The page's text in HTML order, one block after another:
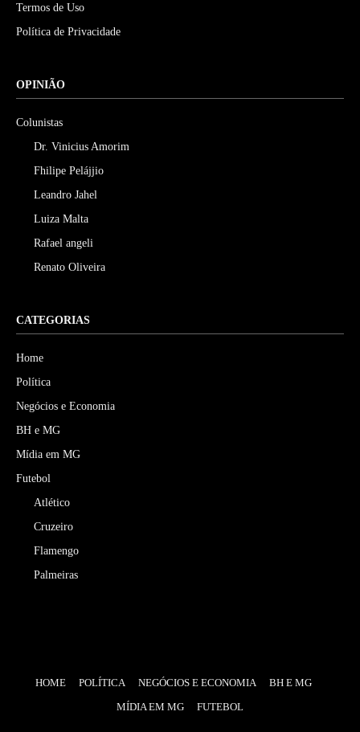
Termos de Uso
Política de Privacidade
OPINIÃO
Colunistas
Dr. Vinicius Amorim
Fhilipe Pelájjio
Leandro Jahel
Luiza Malta
Rafael angeli
Renato Oliveira
CATEGORIAS
Home
Política
Negócios e Economia
BH e MG
Mídia em MG
Futebol
Atlético
Cruzeiro
Flamengo
Palmeiras
HOME POLÍTICA NEGÓCIOS E ECONOMIA
BH E MG
MÍDIA EM MG
FUTEBOL